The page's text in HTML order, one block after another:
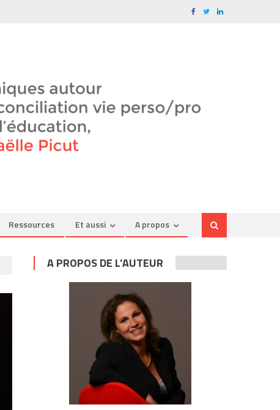
Ressources Et aussi A propos
A PROPOS DE L’AUTEUR